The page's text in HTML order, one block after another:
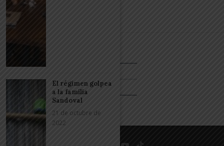
El régimen golpea
a la familia
Sandoval
21 de octubre de
2022